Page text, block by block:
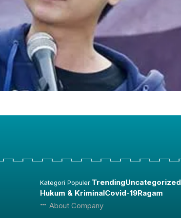
Kategori Populer:TrendingUncategorized
Hukum & KriminalCovid-19Ragam
About Company